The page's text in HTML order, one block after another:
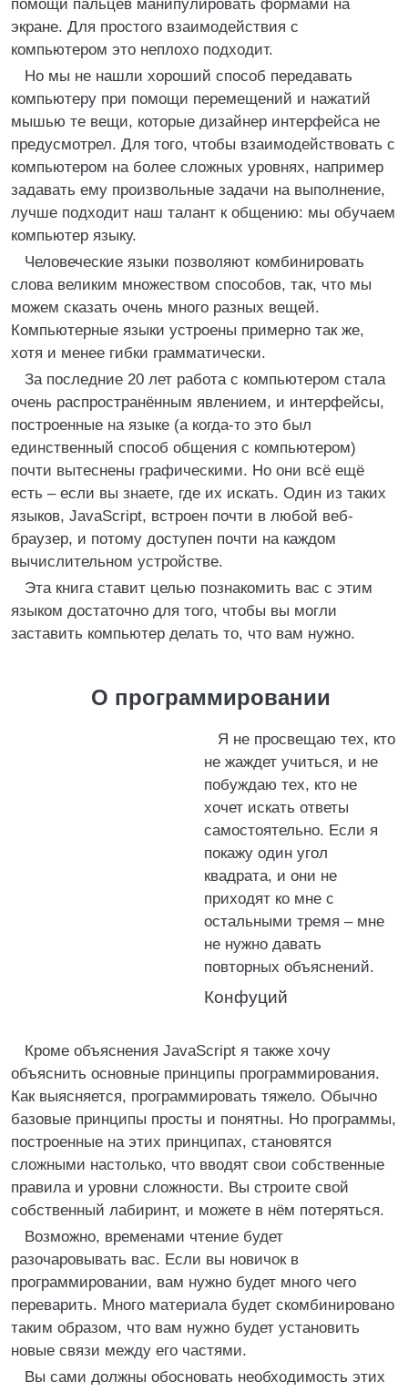
помощи пальцев манипулировать формами на
экране. Для простого взаимодействия с
компьютером это неплохо подходит.
Но мы не нашли хороший способ передавать
компьютеру при помощи перемещений и нажатий
мышью те вещи, которые дизайнер интерфейса не
предусмотрел. Для того, чтобы взаимодействовать с
компьютером на более сложных уровнях, например
задавать ему произвольные задачи на выполнение,
лучше подходит наш талант к общению: мы обучаем
компьютер языку.
Человеческие языки позволяют комбинировать
слова великим множеством способов, так, что мы
можем сказать очень много разных вещей.
Компьютерные языки устроены примерно так же,
хотя и менее гибки грамматически.
За последние 20 лет работа с компьютером стала
очень распространённым явлением, и интерфейсы,
построенные на языке (а когда-то это был
единственный способ общения с компьютером)
почти вытеснены графическими. Но они всё ещё
есть – если вы знаете, где их искать. Один из таких
языков, JavaScript, встроен почти в любой веб-
браузер, и потому доступен почти на каждом
вычислительном устройстве.
Эта книга ставит целью познакомить вас с этим
языком достаточно для того, чтобы вы могли
заставить компьютер делать то, что вам нужно.
О программировании
Я не просвещаю тех, кто
не жаждет учиться, и не
побуждаю тех, кто не
хочет искать ответы
самостоятельно. Если я
покажу один угол
квадрата, и они не
приходят ко мне с
остальными тремя – мне
не нужно давать
повторных объяснений.
Конфуций
Кроме объяснения JavaScript я также хочу
объяснить основные принципы программирования.
Как выясняется, программировать тяжело. Обычно
базовые принципы просты и понятны. Но программы,
построенные на этих принципах, становятся
сложными настолько, что вводят свои собственные
правила и уровни сложности. Вы строите свой
собственный лабиринт, и можете в нём потеряться.
Возможно, временами чтение будет
разочаровывать вас. Если вы новичок в
программировании, вам нужно будет много чего
переварить. Много материала будет скомбинировано
таким образом, что вам нужно будет установить
новые связи между его частями.
Вы сами должны обосновать необходимость этих